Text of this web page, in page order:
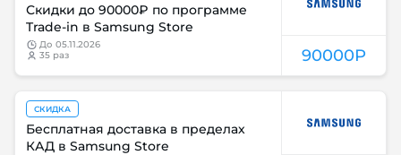
90000Р
Скидки до 90000₽ по программе
Trade-in в Samsung Store
до 05.11.2026
35 раз
СКИДКА
Бесплатная доставка в пределах
КАД в Samsung Store